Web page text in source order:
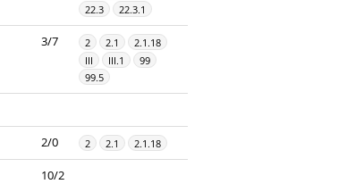
22.3
22.3.1
3/7 2 2.1
2.1.18
III
III.1
99
99.5
2/0 2 2.1 2.1.18
10/2